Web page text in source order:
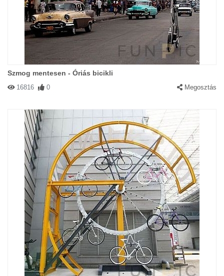
Szmog mentesen - Óriás bicikli
16816 0 Megosztás